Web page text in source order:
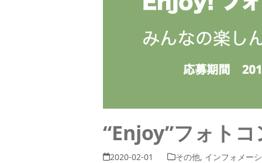
“Enjoy”フォト
2020-02-01 その他, インフォメー